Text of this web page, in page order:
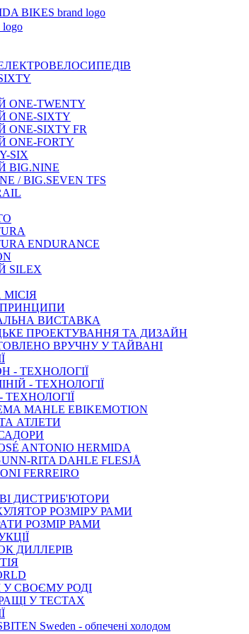
TWENTY
ONE-SIXTY
SIXTY FR
FORTY
SIX
BIG.NINE
/ BIG.SEVEN TFS
ENDURANCE
SILEX
ВИСТАВКА
ПРОЕКТУВАННЯ ТА ДИЗАЙН
ВРУЧНУ У ТАЙВАНІ
- ТЕХНОЛОГІЇ
- ТЕХНОЛОГІЇ
ТЕХНОЛОГІЇ
MAHLE EBIKEMOTION
АТЛЕТИ
ANTONIO HERMIDA
RITA DAHLE FLESJÅ
FERREIRO
ДИСТРИБ'ЮТОРИ
РОЗМIРУ РАМИ
РОЗМІР РАМИ
ДИЛЛЕРІВ
У СВОЄМУ РОДI
У ТЕСТАХ
Sweden - обпечені холодом